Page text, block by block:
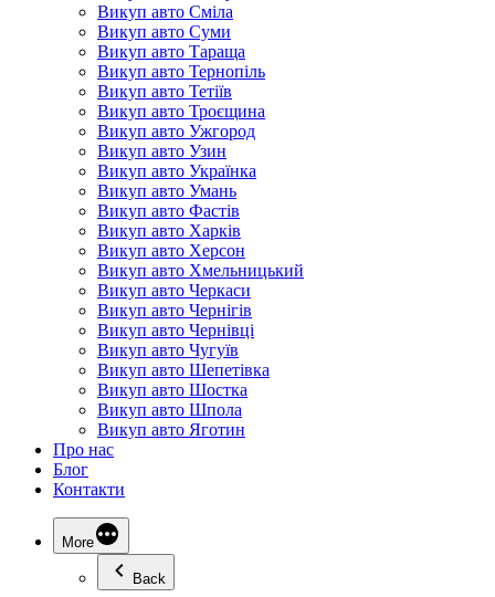
Викуп авто Сміла
Викуп авто Суми
Викуп авто Тараща
Викуп авто Тернопіль
Викуп авто Тетіїв
Викуп авто Троєщина
Викуп авто Ужгород
Викуп авто Узин
Викуп авто Українка
Викуп авто Умань
Викуп авто Фастів
Викуп авто Харків
Викуп авто Херсон
Викуп авто Хмельницький
Викуп авто Черкаси
Викуп авто Чернігів
Викуп авто Чернівці
Викуп авто Чугуїв
Викуп авто Шепетівка
Викуп авто Шостка
Викуп авто Шпола
Викуп авто Яготин
Про нас
Блог
Контакти
More
Back